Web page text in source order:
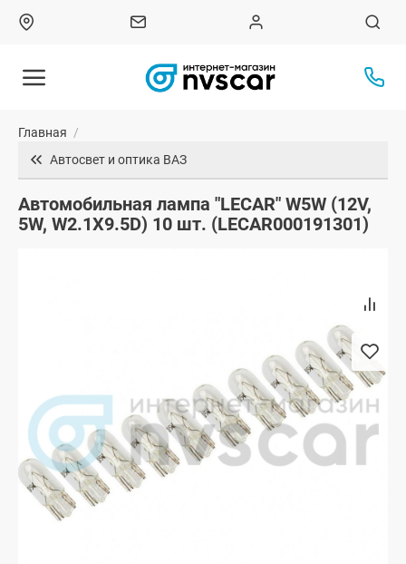
Главная /
Автосвет и оптика ВАЗ
Автомобильная лампа "LECAR" W5W (12V,
5W, W2.1X9.5D) 10 шт. (LECAR000191301)